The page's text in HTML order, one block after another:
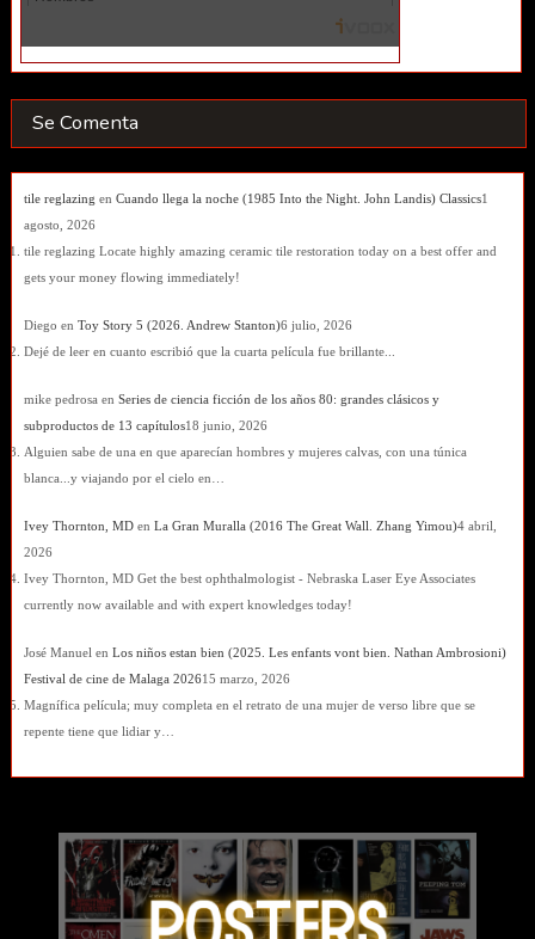
Se Comenta
tile reglazing en Cuando llega la noche (1985 Into the Night. John Landis) Classics1
agosto, 2026
tile reglazing Locate highly amazing ceramic tile restoration today on a best offer and
gets your money flowing immediately!
Diego en Toy Story 5 (2026. Andrew Stanton)6 julio, 2026
Dejé de leer en cuanto escribió que la cuarta película fue brillante...
mike pedrosa en Series de ciencia ficción de los años 80: grandes clásicos y
subproductos de 13 capítulos18 junio, 2026
Alguien sabe de una en que aparecían hombres y mujeres calvas, con una túnica
blanca...y viajando por el cielo en…
Ivey Thornton, MDen La Gran Muralla (2016 The Great Wall. Zhang Yimou)4 abril,
2026
Ivey Thornton, MD Get the best ophthalmologist - Nebraska Laser Eye Associates
currently now available and with expert knowledges today!
José Manuel en Los niños estan bien (2025. Les enfants vont bien. Nathan Ambrosioni)
Festival de cine de Malaga 202615 marzo, 2026
Magnífica película; muy completa en el retrato de una mujer de verso libre que se
repente tiene que lidiar y…